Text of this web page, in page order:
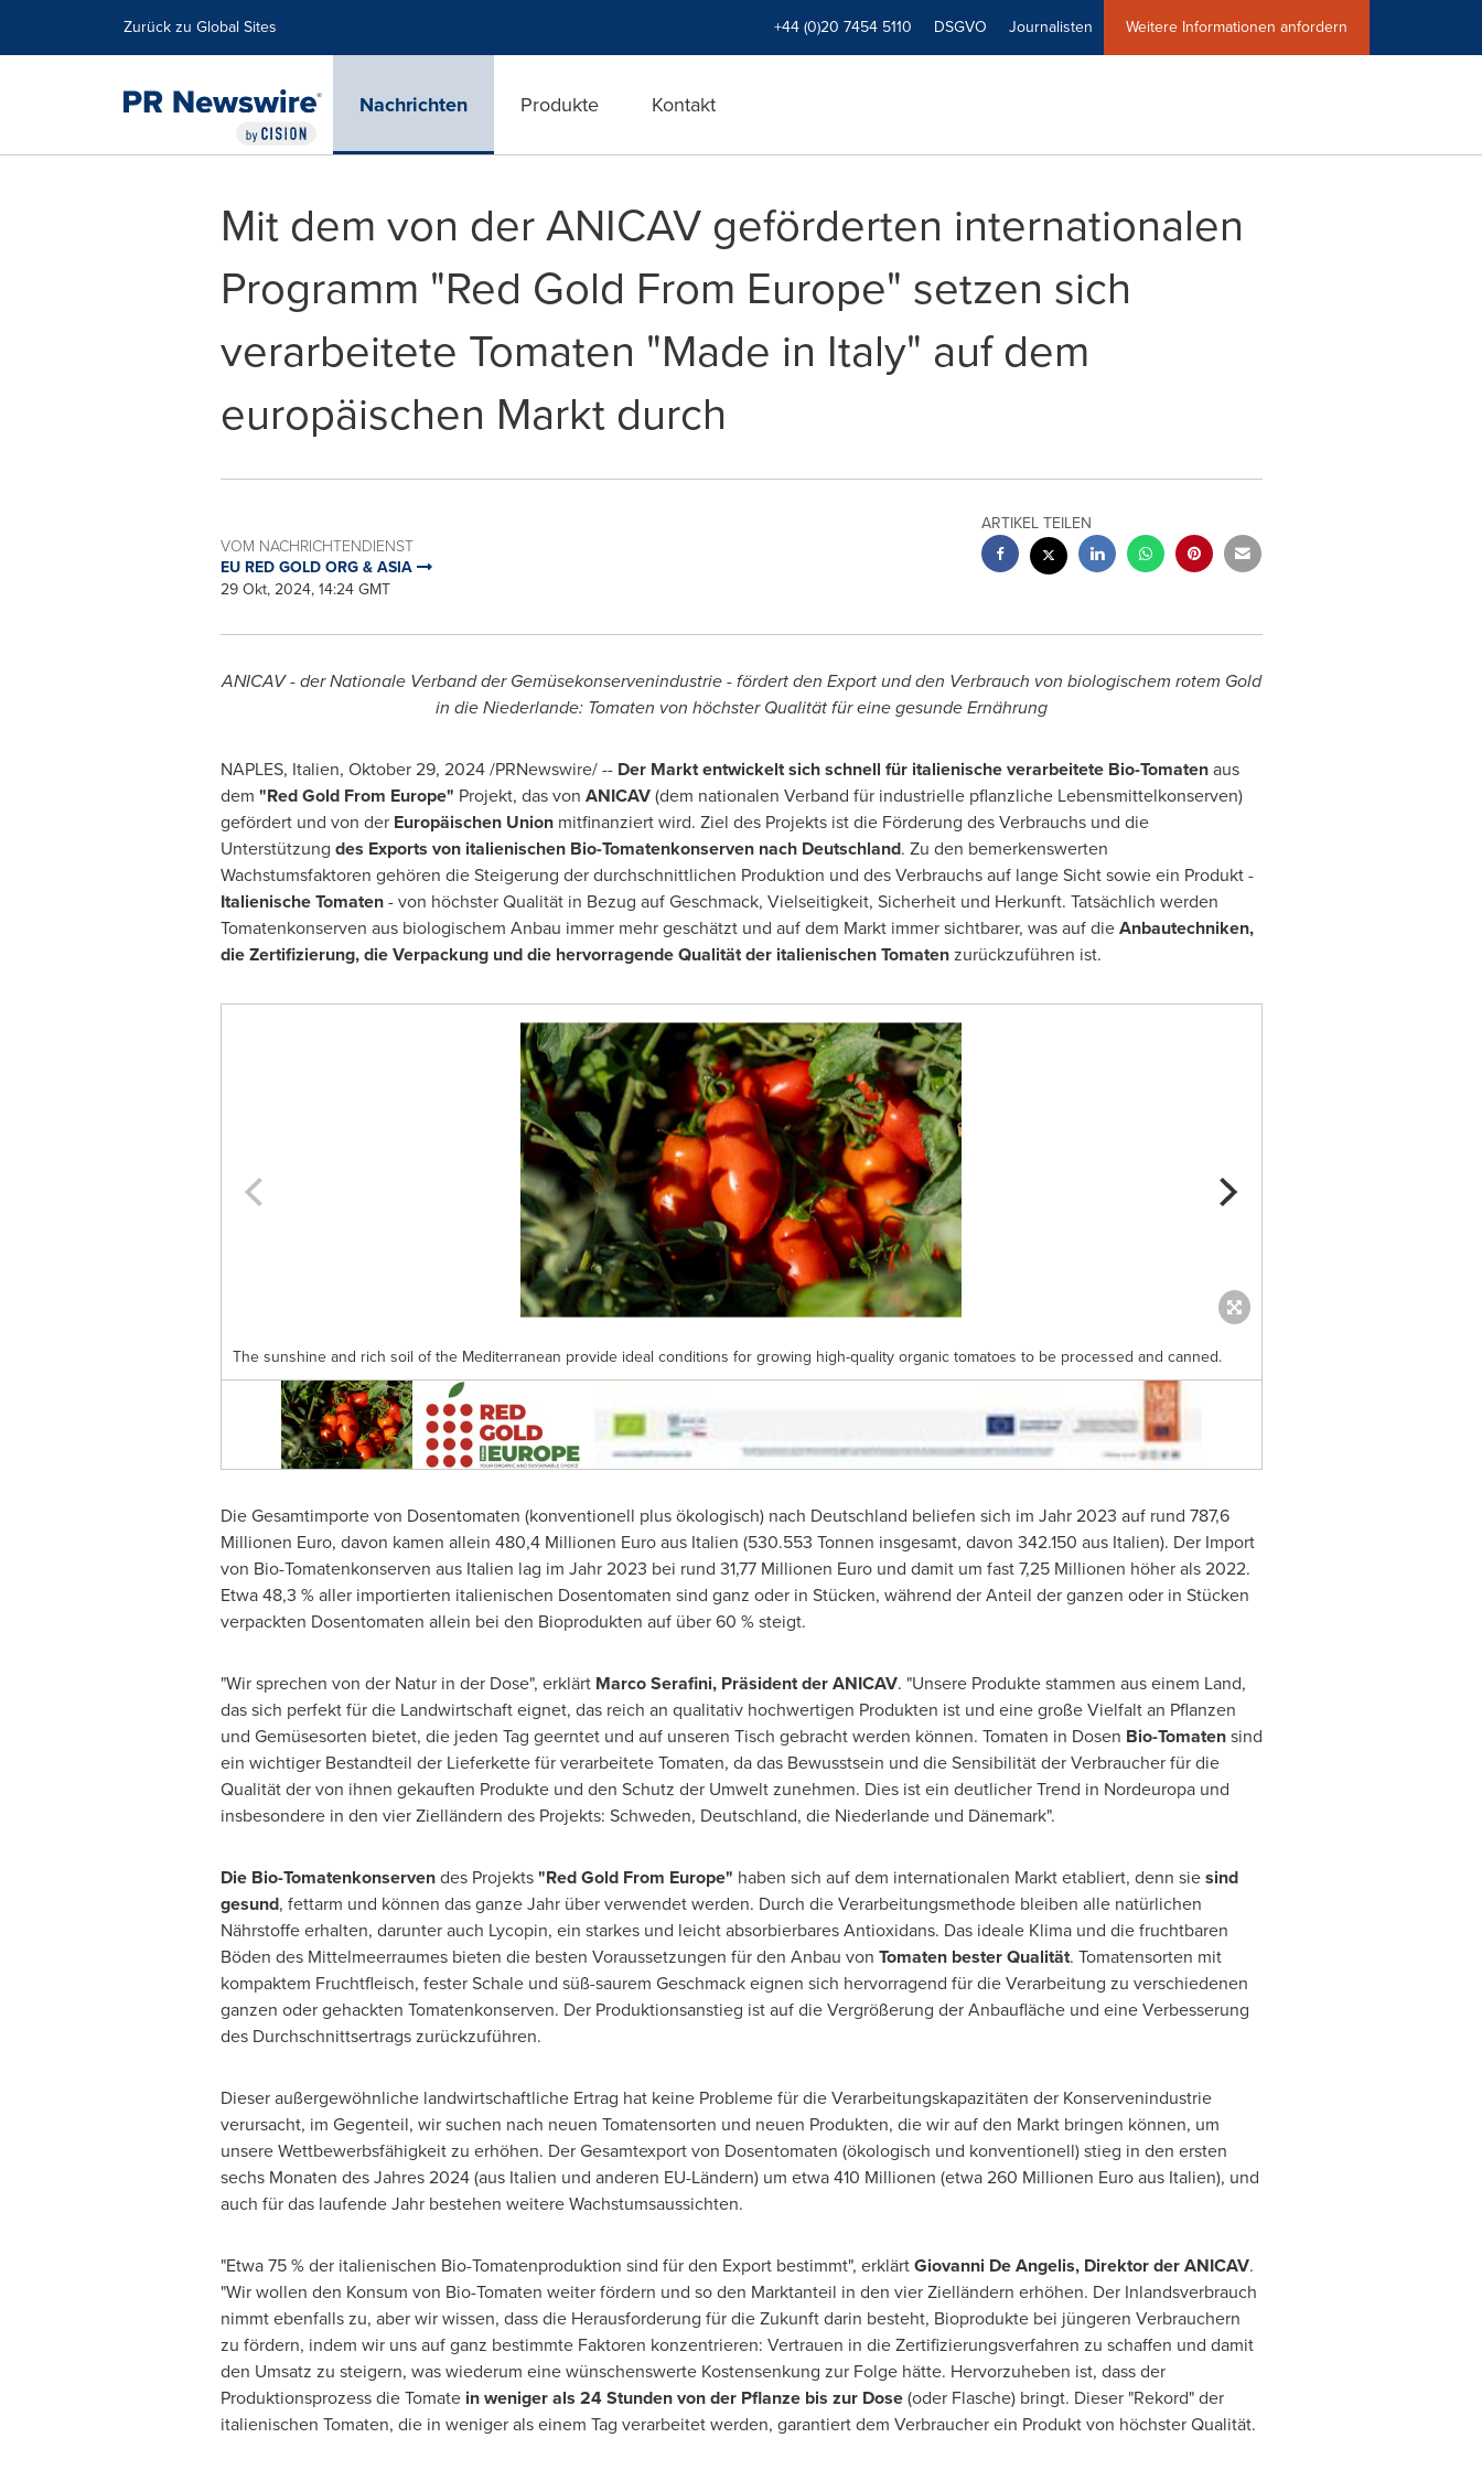
Zurück zu Global Sites +44 (0)20 7454 5110 DSGVO Journalisten Weitere Informationen anfordern
Nachrichten Produkte Kontakt
Mit dem von der ANICAV geförderten internationalen
Programm "Red Gold From Europe" setzen sich
verarbeitete Tomaten "Made in Italy" auf dem
europäischen Markt durch
VOM NACHRICHTENDIENST
EU RED GOLD ORG & ASIA
29 Okt, 2024, 14:24 GMT
ARTIKEL TEILEN
ANICAV - der Nationale Verband der Gemüsekonservenindustrie - fördert den Export und den Verbrauch von biologischem rotem Gold
in die Niederlande: Tomaten von höchster Qualität für eine gesunde Ernährung
NAPLES, Italien, Oktober 29, 2024/PRNewswire/ -- Der Marktentwickelt sich schnell für italienische verarbeitete Bio-Tomatenaus
dem "Red Gold From Europe" Projekt, das von ANICAV(dem nationalen Verband für industrielle pflanzliche Lebensmittelkonserven)
gefördert und von der Europäischen Unionmitfinanziert wird. Ziel des Projekts ist die Förderung des Verbrauchs und die
Unterstützung des Exports von italienischen Bio-Tomatenkonserven nach Deutschland. Zu den bemerkenswerten
Wachstumsfaktoren gehören die Steigerung der durchschnittlichen Produktion und des Verbrauchs auf lange Sicht sowie ein Produkt -
Italienische Tomaten- von höchster Qualität in Bezug auf Geschmack, Vielseitigkeit, Sicherheit und Herkunft. Tatsächlich werden
Tomatenkonserven aus biologischem Anbau immer mehr geschätzt und auf dem Markt immer sichtbarer, was auf dieAnbautechniken,
die Zertifizierung, die Verpackung und die hervorragende Qualität der italienischen Tomatenzurückzuführen ist.
The sunshine and rich soil of the Mediterranean provide ideal conditions for growing high-quality organic tomatoes to be processed and canned.
Die Gesamtimporte von Dosentomaten (konventionell plus ökologisch) nach Deutschland beliefen sich im Jahr 2023 auf rund 787,6
Millionen Euro, davon kamen allein 480,4 Millionen Euro aus Italien (530.553 Tonnen insgesamt, davon 342.150 aus Italien). Der Import
von Bio-Tomatenkonserven aus Italien lag im Jahr 2023 bei rund 31,77 Millionen Euro und damit um fast 7,25 Millionen höher als 2022.
Etwa 48,3 % aller importierten italienischen Dosentomaten sind ganz oder in Stücken, während der Anteil der ganzen oder in Stücken
verpackten Dosentomaten allein bei den Bioprodukten auf über 60 % steigt.
"Wir sprechen von der Natur in der Dose", erklärt Marco Serafini, Präsident der ANICAV. "Unsere Produkte stammen aus einem Land,
das sich perfekt für die Landwirtschaft eignet, das reich an qualitativ hochwertigen Produkten ist und eine große Vielfalt an Pflanzen
und Gemüsesorten bietet, die jeden Tag geerntet und auf unseren Tisch gebracht werden können. Tomaten in Dosen Bio-Tomatensind
ein wichtiger Bestandteil der Lieferkette für verarbeitete Tomaten, da das Bewusstsein und die Sensibilität der Verbraucher für die
Qualität der von ihnen gekauften Produkte und den Schutz der Umwelt zunehmen. Dies ist ein deutlicher Trend in Nordeuropa und
insbesondere in den vier Zielländern des Projekts: Schweden, Deutschland, die Niederlande und Dänemark".
Die Bio-Tomatenkonservendes Projekts"Red Gold From Europe" haben sich auf dem internationalen Markt etabliert, denn siesind
gesund, fettarm und können das ganze Jahr über verwendet werden. Durch die Verarbeitungsmethode bleiben alle natürlichen
Nährstoffe erhalten, darunter auch Lycopin, ein starkes und leicht absorbierbares Antioxidans. Das ideale Klima und die fruchtbaren
Böden des Mittelmeerraumes bieten die besten Voraussetzungen für den Anbau von Tomaten bester Qualität. Tomatensorten mit
kompaktem Fruchtfleisch, fester Schale und süß-saurem Geschmack eignen sich hervorragend für die Verarbeitung zu verschiedenen
ganzen oder gehackten Tomatenkonserven. Der Produktionsanstieg ist auf die Vergrößerung der Anbaufläche und eine Verbesserung
des Durchschnittsertrags zurückzuführen.
Dieser außergewöhnliche landwirtschaftliche Ertrag hat keine Probleme für die Verarbeitungskapazitäten der Konservenindustrie
verursacht, im Gegenteil, wir suchen nach neuen Tomatensorten und neuen Produkten, die wir auf den Markt bringen können, um
unsere Wettbewerbsfähigkeit zu erhöhen. Der Gesamtexport von Dosentomaten (ökologisch und konventionell) stieg in den ersten
sechs Monaten des Jahres 2024 (aus Italien und anderen EU-Ländern) um etwa 410 Millionen (etwa 260 Millionen Euro aus Italien), und
auch für das laufende Jahr bestehen weitere Wachstumsaussichten.
"Etwa 75 % der italienischen Bio-Tomatenproduktion sind für den Export bestimmt", erklärtGiovanni De Angelis, Direktor der ANICAV.
"Wir wollen den Konsum von Bio-Tomaten weiter fördern und so den Marktanteil in den vier Zielländern erhöhen. Der Inlandsverbrauch
nimmt ebenfalls zu, aber wir wissen, dass die Herausforderung für die Zukunft darin besteht, Bioprodukte bei jüngeren Verbrauchern
zu fördern, indem wir uns auf ganz bestimmte Faktoren konzentrieren: Vertrauen in die Zertifizierungsverfahren zu schaffen und damit
den Umsatz zu steigern, was wiederum eine wünschenswerte Kostensenkung zur Folge hätte. Hervorzuheben ist, dass der
Produktionsprozess die Tomate in weniger als 24 Stunden von der Pflanze bis zur Dose(oder Flasche) bringt. Dieser "Rekord" der
italienischen Tomaten, die in weniger als einem Tag verarbeitet werden, garantiert dem Verbraucher ein Produkt von höchster Qualität.